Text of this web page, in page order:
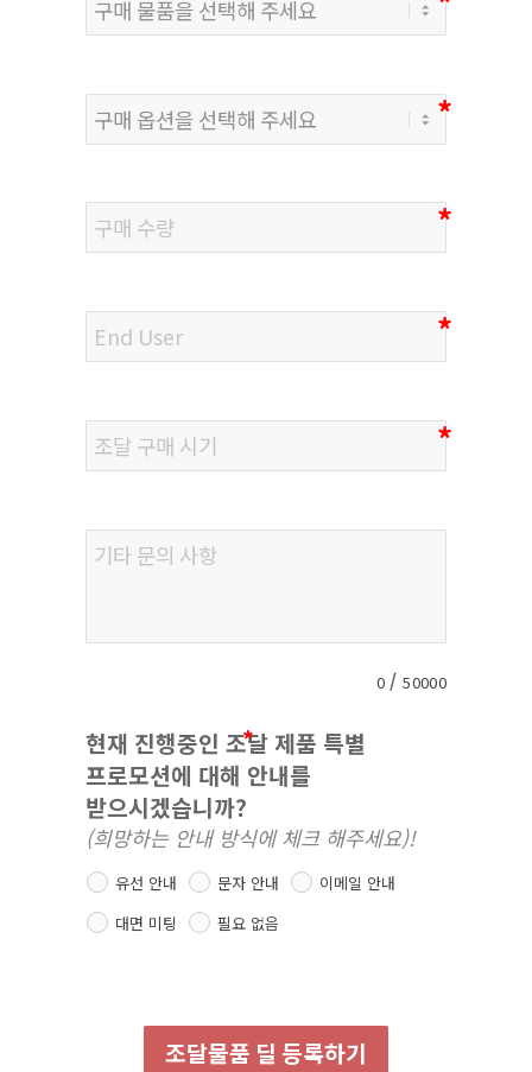
0 /50000
현재 진행중인 조달 제품 특별
프로모션에 대해 안내를
받으시겠습니까?
(희망하는 안내 방식에 체크 해주세요)!
유선 안내 문자 안내
이메일 안내
대면 미팅
필요 없음
조달물품 딜 등록하기